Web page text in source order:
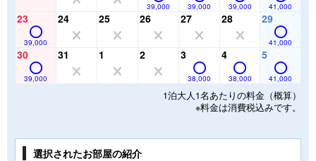
39,000 39,000 39,000 41,000
23
39,000
24 25 26 27 28 29
41,000
30
39,000
31 1 2 3
38,000
4
38,000
5
41,000
1泊大人1名あたりの料金（概算）
※料金は消費税込みです。
選択されたお部屋の紹介